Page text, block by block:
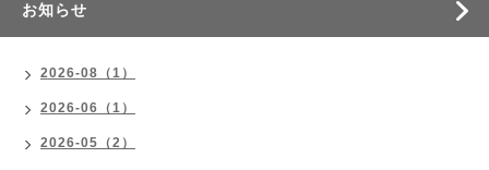
お知らせ
2026-08（1）
2026-06（1）
2026-05（2）